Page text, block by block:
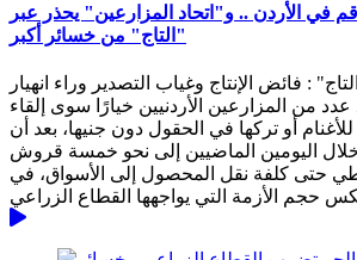
في الأردن .. و"اتحاد المزارعين" يحذر عبر
"التاج" من خسائر أكبر
: فائض الإنتاج وغياب التصدير وراء انهيار
عدد من المزارعين الأردنيين خيارًا سوى إلقاء
أو تركها في الحقول دون جنيها، بعد أن
اليومين الماضيين إلى نحو خمسة قروش
حتى كلفة نقل المحصول إلى الأسواق، في